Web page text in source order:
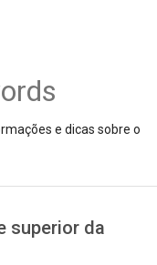
e dicas sobre o
superior da